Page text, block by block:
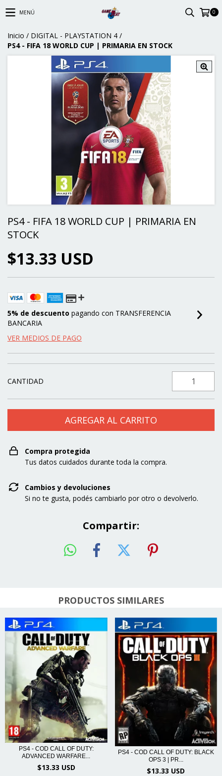
MENÚ 0
Inicio / DIGITAL - PLAYSTATION 4 /
PS4 - FIFA 18 WORLD CUP | PRIMARIA EN STOCK
PS4 - FIFA 18 WORLD CUP | PRIMARIA EN
STOCK
$13.33 USD
5% de descuento pagando con TRANSFERENCIA
BANCARIA
VER MEDIOS DE PAGO
CANTIDAD
Compra protegida
Tus datos cuidados durante toda la compra.
Cambios y devoluciones
Si no te gusta, podés cambiarlo por otro o devolverlo.
Compartir:
PRODUCTOS SIMILARES
PS4 - COD CALL OF DUTY:
ADVANCED WARFARE...
$13.33 USD
PS4 - COD CALL OF DUTY: BLACK
OPS 3 | PR...
$13.33 USD